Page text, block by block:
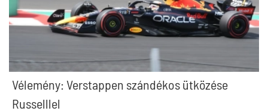
Vélemény: Verstappen szándékos ütközése
Russelllel